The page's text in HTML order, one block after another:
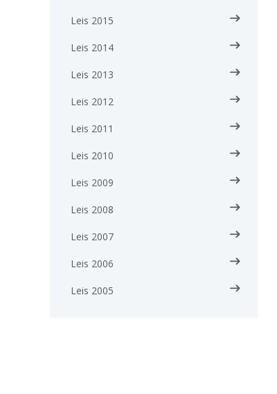
Leis 2015
Leis 2014
Leis 2013
Leis 2012
Leis 2011
Leis 2010
Leis 2009
Leis 2008
Leis 2007
Leis 2006
Leis 2005